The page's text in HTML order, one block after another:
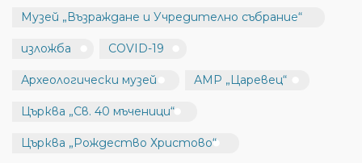
Музей „Възраждане и Учредително събрание“
изложба COVID-19
Археологически музей АМР „Царевец“
Църква „Св. 40 мъченици“
Църква „Рождество Христово“